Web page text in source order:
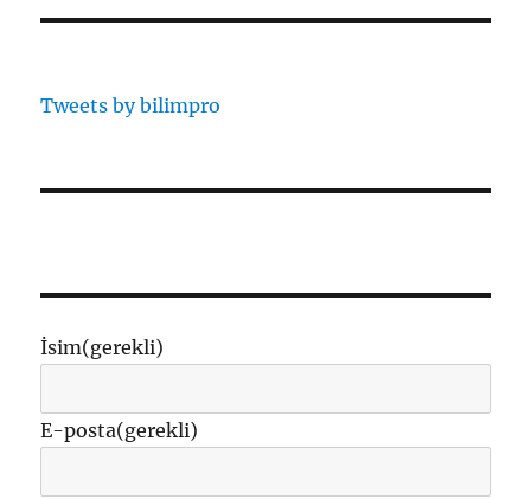
Tweets by bilimpro
İsim(gerekli)
E-posta(gerekli)